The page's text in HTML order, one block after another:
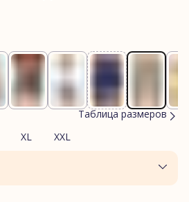
Таблица размеров
XL XXL